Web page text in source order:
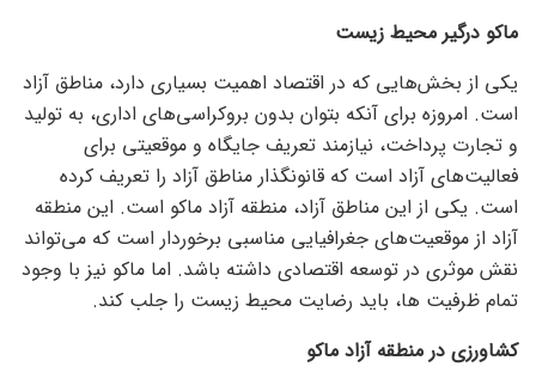
ماکو درگیر محیط زیست
یکی از بخش‌هایی که در اقتصاد اهمیت بسیاری دارد، مناطق آزاد
است. امروزه برای آنکه بتوان بدون بروکراسی‌های اداری، به تولید
و تجارت پرداخت، نیازمند تعریف جایگاه و موقعیتی برای
فعالیت‌های آزاد است که قانونگذار مناطق آزاد را تعریف کرده
است. یکی از این مناطق آزاد، منطقه آزاد ماکو است. این منطقه
آزاد از موقعیت‌های جغرافیایی مناسبی برخوردار است که می‌تواند
نقش موثری در توسعه اقتصادی داشته باشد. اما ماکو نیز با وجود
تمام ظرفیت ها، باید رضایت محیط زیست را جلب کند.
کشاورزی در منطقه آزاد ماکو